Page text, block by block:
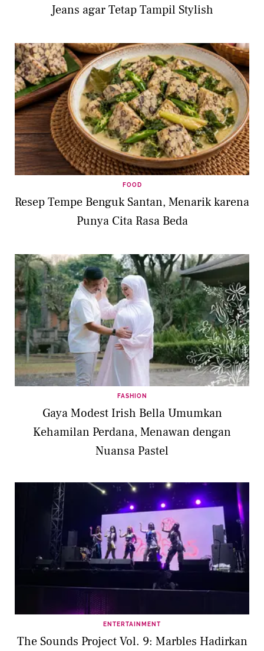
Jeans agar Tetap Tampil Stylish
FOOD
Resep Tempe Benguk Santan, Menarik karena
Punya Cita Rasa Beda
FASHION
Gaya Modest Irish Bella Umumkan
Kehamilan Perdana, Menawan dengan
Nuansa Pastel
ENTERTAINMENT
The Sounds Project Vol. 9: Marbles Hadirkan